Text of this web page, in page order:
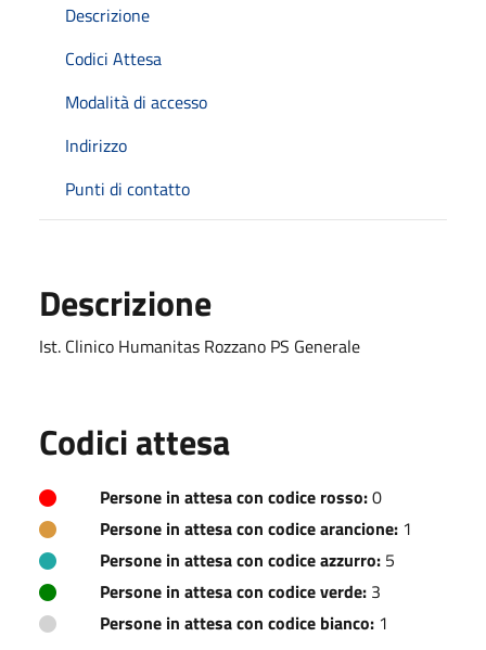
Descrizione
Codici Attesa
Modalità di accesso
Indirizzo
Punti di contatto
Descrizione
Ist. Clinico Humanitas Rozzano PS Generale
Codici attesa
Persone in attesa con codice rosso:0
Persone in attesa con codice arancione: 1
Persone in attesa con codice azzurro: 5
Persone in attesa con codice verde: 3
Persone in attesa con codice bianco: 1